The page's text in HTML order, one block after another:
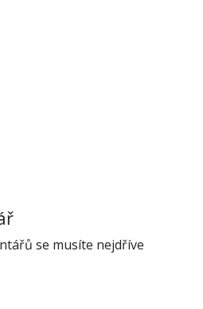
se musíte nejdříve